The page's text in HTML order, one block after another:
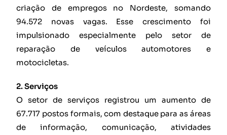
criação de empregos no Nordeste, somando
94.572 novas vagas. Esse crescimento foi
impulsionado especialmente pelo setor de
reparação de veículos automotores e
motocicletas.
2. Serviços
O setor de serviços registrou um aumento de
67.717 postos formais, com destaque para as áreas
de informação, comunicação, atividades